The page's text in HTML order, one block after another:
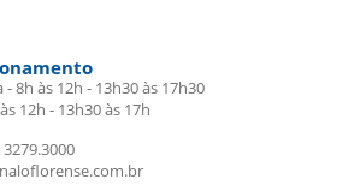
8h às 12h - 13h30 às 17h30
12h - 13h30 às 17h